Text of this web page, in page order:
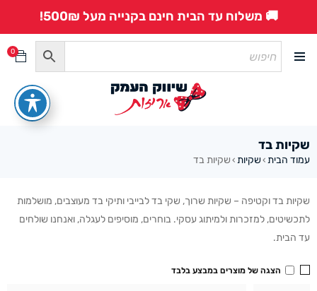
🚚 משלוח עד הבית חינם בקנייה מעל 500₪!
0
שקיות בד
עמוד הבית ›שקיות › שקיות בד
שקיות בד וקטיפה – שקיות שרוך, שקי בד לבייבי ותיקי בד מעוצבים, מושלמות
לתכשיטים, למזכרות ולמיתוג עסקי. בוחרים, מוסיפים לעגלה, ואנחנו שולחים
עד הבית.
הצגה של מוצרים במבצע בלבד